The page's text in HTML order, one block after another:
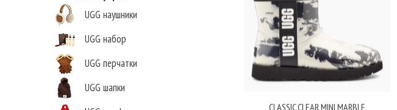
UGG наушники
UGG набор
UGG перчатки
UGG шапки
CLASSIC CLEAR MINI MARBLE